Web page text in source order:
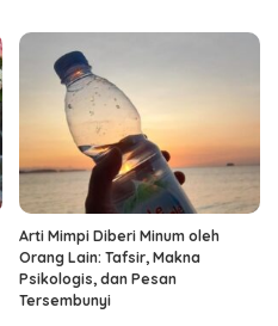
Arti Mimpi Diberi Minum oleh
Orang Lain: Tafsir, Makna
Psikologis, dan Pesan
Tersembunyi